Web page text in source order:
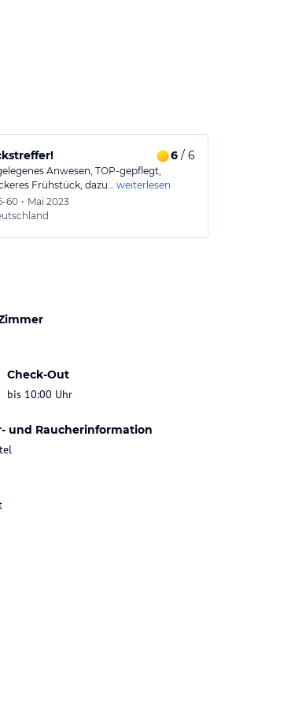
6/ 6
Anwesen, TOP-gepflegt,
Frühstück, dazu… weiterlesen
60 • Mai 2023
Check-Out
bis 10:00 Uhr
und Raucherinformation